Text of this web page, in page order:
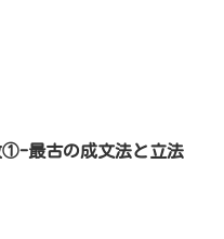
①-最古の成文法と立法